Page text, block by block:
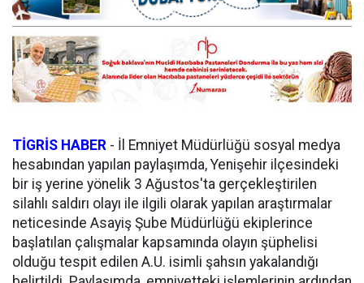
TİGRİS HABER - İl Emniyet Müdürlüğü sosyal medya
hesabından yapılan paylaşımda, Yenişehir ilçesindeki
bir iş yerine yönelik 3 Ağustos'ta gerçekleştirilen
silahlı saldırı olayı ile ilgili olarak yapılan araştırmalar
neticesinde Asayiş Şube Müdürlüğü ekiplerince
başlatılan çalışmalar kapsamında olayın şüphelisi
olduğu tespit edilen A.U. isimli şahsın yakalandığı